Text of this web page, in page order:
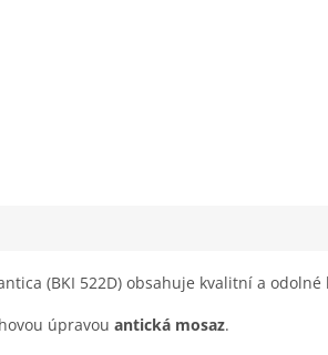
(BKI 522D) obsahuje kvalitní a odolné
úpravou antická mosaz.